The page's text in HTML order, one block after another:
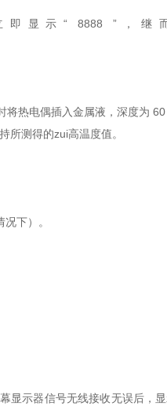
显示“ 8888 ”，
热电偶插入金属液，深度为
所测得的zui高温度值。
况下）。
显示器信号无线接收无误后，